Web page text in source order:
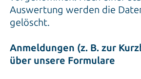
Auswertung werden die
gelöscht.
Anmeldungen (z. B. zur
über unsere Formulare